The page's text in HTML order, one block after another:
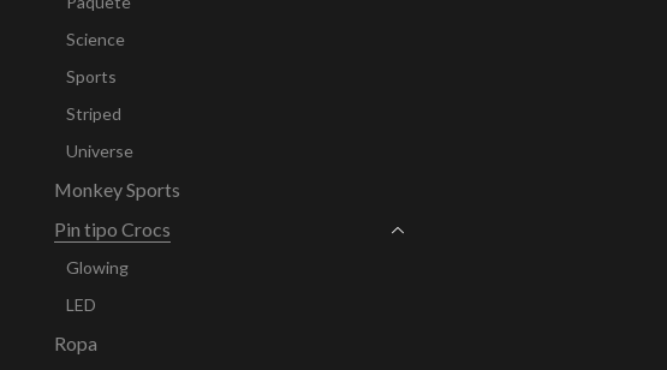
Science
Sports
Striped
Universe
Monkey Sports
Pin tipo Crocs
Glowing
LED
Ropa